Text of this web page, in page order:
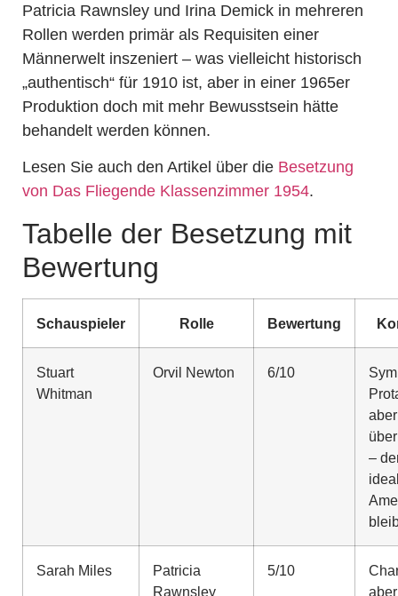
Patricia Rawnsley und Irina Demick in mehreren
Rollen werden primär als Requisiten einer
Männerwelt inszeniert – was vielleicht historisch
„authentisch“ für 1910 ist, aber in einer 1965er
Produktion doch mit mehr Bewusstsein hätte
behandelt werden können.
Lesen Sie auch den Artikel über die Besetzung
von Das Fliegende Klassenzimmer 1954.
Tabelle der Besetzung mit
Bewertung
Schauspieler Rolle Bewertung
Stuart
Whitman
Orvil Newton 6/10
–
Sarah Miles
Patricia
Rawnsley
5/10